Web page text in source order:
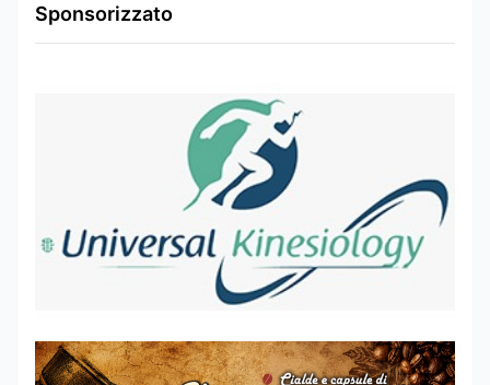
Sponsorizzato